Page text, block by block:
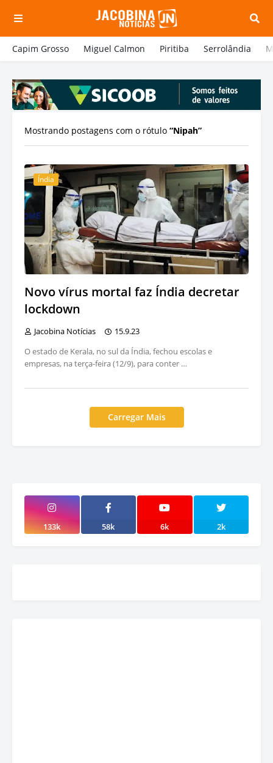
Capim Grosso Miguel Calmon Piritiba Serrolândia
Mostrando postagens com o rótulo Nipah
Índia
Novo vírus mortal faz Índia decretar
lockdown
Jacobina Notícias
15.9.23
O estado de Kerala, no sul da Índia, fechou escolas e
empresas, na terça-feira (12/9), para conter …
Carregar Mais
133k 58k 6k 2k